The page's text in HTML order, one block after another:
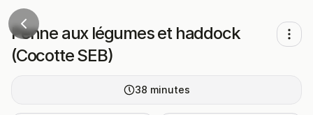
Penne aux légumes et haddock
(Cocotte SEB)
38 minutes